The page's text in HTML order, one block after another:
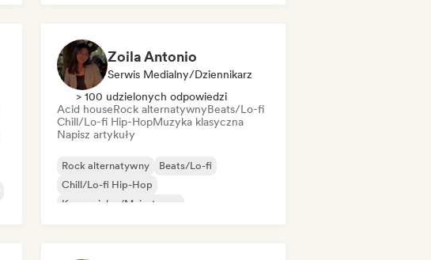
Zoila Antonio
Serwis Medialny/Dziennikarz
> 100 udzielonych odpowiedzi
Acid houseRock alternatywnyBeats/Lo-fi
Chill/Lo-fi Hip-HopMuzyka klasyczna
Napisz artykuły
Rock alternatywny
Beats/Lo-fi
Chill/Lo-fi Hip-Hop
Komercjalny/Mainstream